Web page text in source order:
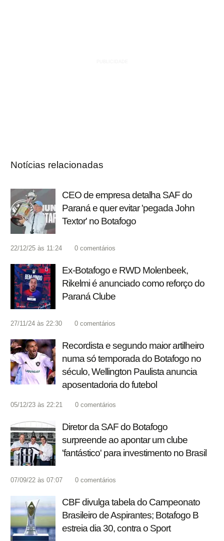
Notícias relacionadas
CEO de empresa detalha SAF do
Paraná e quer evitar 'pegada John
Textor' no Botafogo
22/12/25 às 11:24 0 comentários
Ex-Botafogo e RWD Molenbeek,
Rikelmi é anunciado como reforço do
Paraná Clube
27/11/24 às 22:30 0 comentários
Recordista e segundo maior artilheiro
numa só temporada do Botafogo no
século, Wellington Paulista anuncia
aposentadoria do futebol
05/12/23 às 22:21 0 comentários
Diretor da SAF do Botafogo
surpreende ao apontar um clube
'fantástico' para investimento no Brasil
07/09/22 às 07:07 0 comentários
CBF divulga tabela do Campeonato
Brasileiro de Aspirantes; Botafogo B
estreia dia 30, contra o Sport